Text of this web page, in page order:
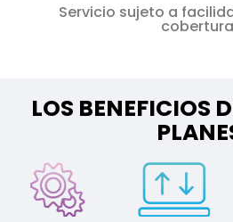
Servicio sujeto a
LOS BENEFICIOS